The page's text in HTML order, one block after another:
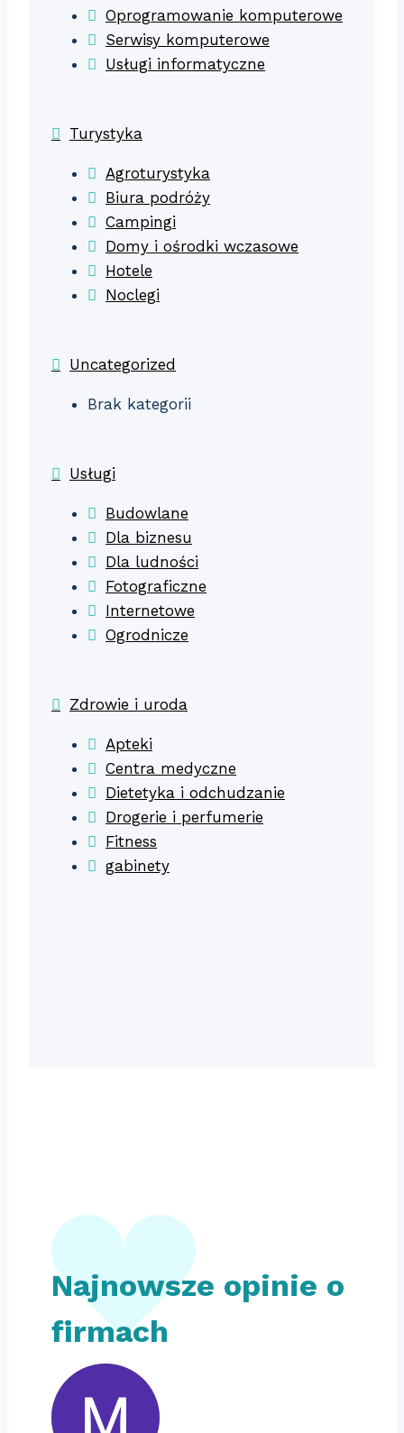
Oprogramowanie komputerowe
Serwisy komputerowe
Usługi informatyczne
Turystyka
Agroturystyka
Biura podróży
Campingi
Domy i ośrodki wczasowe
Hotele
Noclegi
Uncategorized
Brak kategorii
Usługi
Budowlane
Dla biznesu
Dla ludności
Fotograficzne
Internetowe
Ogrodnicze
Zdrowie i uroda
Apteki
Centra medyczne
Dietetyka i odchudzanie
Drogerie i perfumerie
Fitness
gabinety
Najnowsze opinie o
firmach